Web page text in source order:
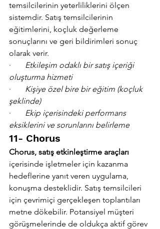
temsilcilerinin yeterliliklerini ölçen
sistemdir. Satış temsilcilerinin
eğitimlerini, koçluk değerleme
sonuçlarını ve geri bildirimleri sonuç
olarak verir.
· Etkileşim odaklı bir satış içeriği
oluşturma hizmeti
· Kişiye özel bire bir eğitim (koçluk
şeklinde)
· Ekip içerisindeki performans
eksiklerini ve sorunlarını belirleme
11- Chorus
Chorus, satış etkinleştirme araçları
içerisinde işletmeler için kazanma
hedeflerine yanıt veren uygulama,
konuşma desteklidir. Satış temsilcileri
için çevrimiçi gerçekleşen toplantıları
metne dökebilir. Potansiyel müşteri
görüşmelerinde de oldukça aktif görev